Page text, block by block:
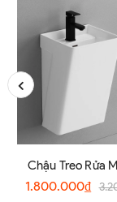
1.800.000₫